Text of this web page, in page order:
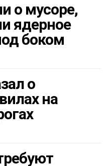
о мусоре,
ядерное
боком
о
на